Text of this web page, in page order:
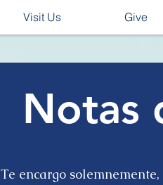
Visit Us Give
Notas
Te encargo